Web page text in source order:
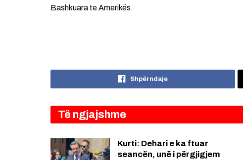
Bashkuara te Amerikës.
Shpërndaje
Të ngjajshme
Kurti: Dehari e ka ftuar
seancën, unë i përgjigjem